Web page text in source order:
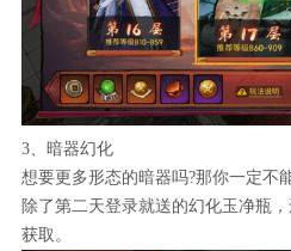
3、暗器幻化
想要更多形态的暗器吗?那你一定不
除了第二天登录就送的幻化玉净瓶
获取。